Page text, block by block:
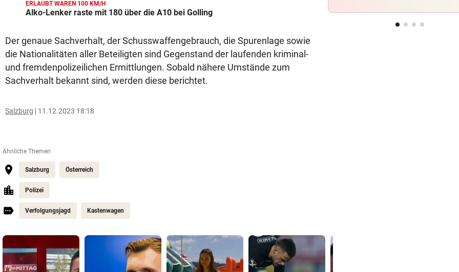
ERLAUBT WAREN 100 KM/H
Alko-Lenker raste mit 180 über die A10 bei Golling
Der genaue Sachverhalt, der Schusswaffengebrauch, die Spurenlage sowie
die Nationalitäten aller Beteiligten sind Gegenstand der laufenden kriminal-
und fremdenpolizeilichen Ermittlungen. Sobald nähere Umstände zum
Sachverhalt bekannt sind, werden diese berichtet.
Salzburg 11.12.2023 18:18
Ähnliche Themen
Salzburg Österreich
Polizei
Verfolgungsjagd Kastenwagen